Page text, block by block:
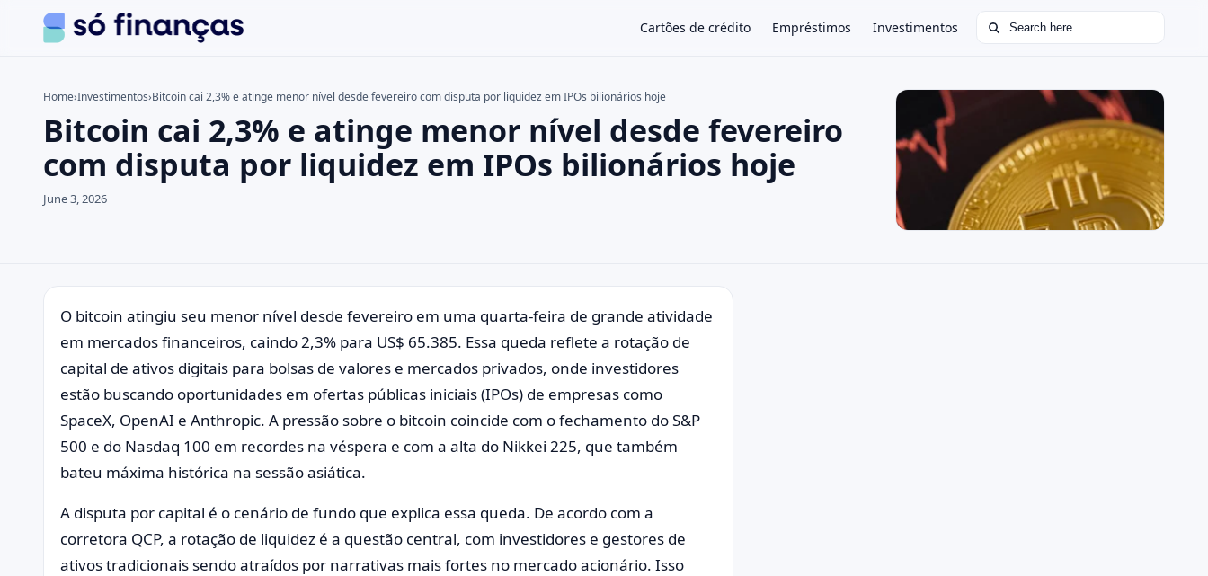
Cartões de crédito Empréstimos Investimentos Search for:
Search the site
Press Enter to search or ESC to close.
Home›Investimentos›Bitcoin cai 2,3% e atinge menor nível desde fevereiro com disputa por liquidez em IPOs bilionários hoje
Bitcoin cai 2,3% e atinge menor nível desde fevereiro
com disputa por liquidez em IPOs bilionários hoje
June 3, 2026
O bitcoin atingiu seu menor nível desde fevereiro em uma quarta-feira de grande atividade
em mercados financeiros, caindo 2,3% para US$ 65.385. Essa queda reflete a rotação de
capital de ativos digitais para bolsas de valores e mercados privados, onde investidores
estão buscando oportunidades em ofertas públicas iniciais (IPOs) de empresas como
SpaceX, OpenAI e Anthropic. A pressão sobre o bitcoin coincide com o fechamento do S&P
500 e do Nasdaq 100 em recordes na véspera e com a alta do Nikkei 225, que também
bateu máxima histórica na sessão asiática.
A disputa por capital é o cenário de fundo que explica essa queda. De acordo com a
corretora QCP, a rotação de liquidez é a questão central, com investidores e gestores de
ativos tradicionais sendo atraídos por narrativas mais fortes no mercado acionário. Isso